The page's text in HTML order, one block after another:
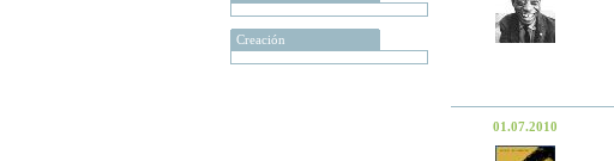
Creación
01.07.2010